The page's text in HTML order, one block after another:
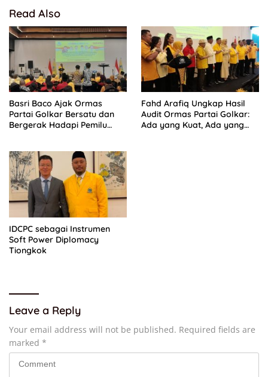
Read Also
Basri Baco Ajak Ormas
Partai Golkar Bersatu dan
Bergerak Hadapi Pemilu
Fahd Arafiq Ungkap Hasil
Audit Ormas Partai Golkar:
Ada yang Kuat, Ada yang
IDCPC sebagai Instrumen
Soft Power Diplomacy
Tiongkok
Leave a Reply
Your email address will not be published. Required fields are
marked *